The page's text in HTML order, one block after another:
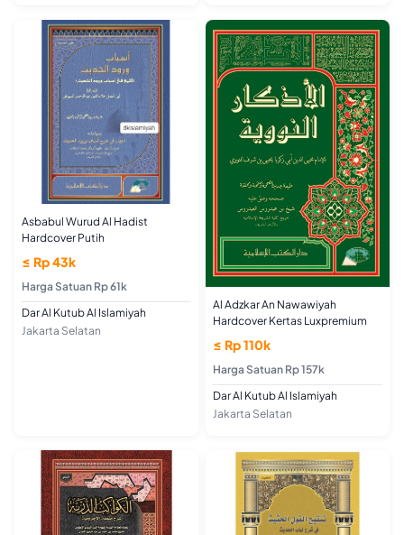
Asbabul Wurud Al Hadist
Hardcover Putih
≤ Rp 43k
Harga Satuan Rp 61k
Dar Al Kutub Al Islamiyah
Jakarta Selatan
Al Adzkar An Nawawiyah
Hardcover Kertas Luxpremium
≤ Rp 110k
Harga Satuan Rp 157k
Dar Al Kutub Al Islamiyah
Jakarta Selatan